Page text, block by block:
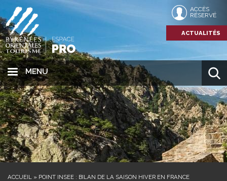
MENU
ACCÈS
RÉSERVÉ
ACTUALITÉS
ACCUEIL » POINT INSEE : BILAN DE LA SAISON HIVER EN FRANCE